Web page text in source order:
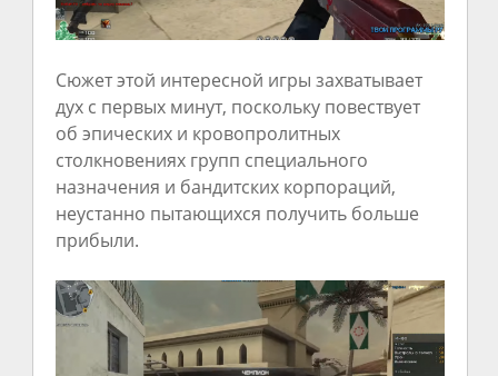
Сюжет этой интересной игры захватывает
дух с первых минут, поскольку повествует
об эпических и кровопролитных
столкновениях групп специального
назначения и бандитских корпораций,
неустанно пытающихся получить больше
прибыли.